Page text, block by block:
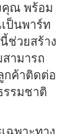
คุณ พร้อม
ป็นพาร์ท
ช่วยสร้าง
ามารถ
กค้าติดต่อ
รรมชาติ